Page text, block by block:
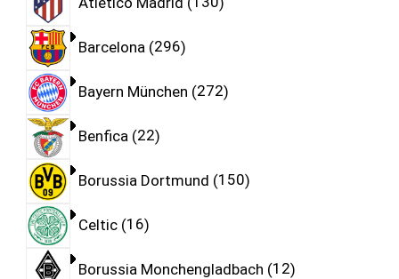
Barcelona 296
Bayern München 272
Benfica 22
Borussia Dortmund 150
Celtic 16
Borussia Monchengladbach 12